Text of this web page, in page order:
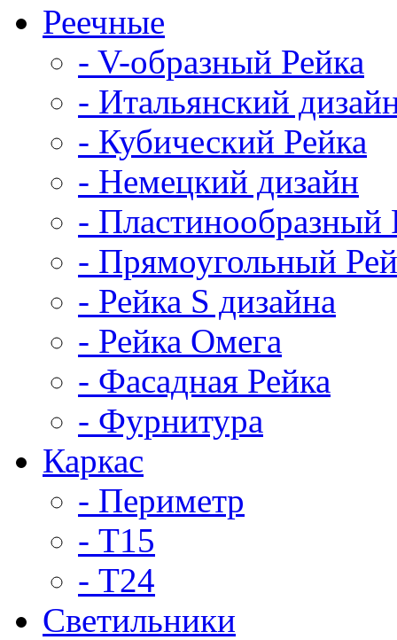
Реечные
- V-образный Рейка
- Итальянский
- Кубический Рейка
- Немецкий дизайн
- Пластинообразный
- Прямоугольный
- Рейка S дизайна
- Рейка Омега
- Фасадная Рейка
- Фурнитура
Каркас
- Периметр
- Т15
- Т24
Светильники